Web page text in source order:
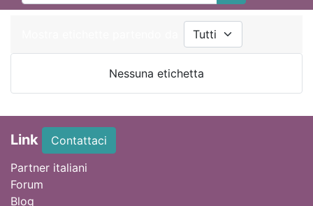
Nessuna etichetta
Link
Contattaci
Partner italiani
Forum
Blog